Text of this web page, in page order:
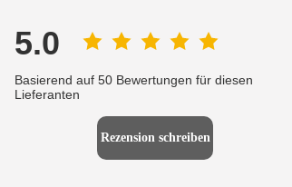
5.0
Basierend auf 50 Bewertungen für diesen
Lieferanten
Rezension schreiben